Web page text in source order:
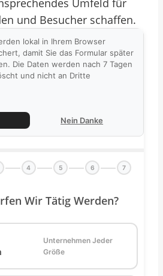
Umfeld für
und Besucher schaffen.
lokal in Ihrem Browser
damit Sie das Formular später
Die Daten werden nach 7 Tagen
und nicht an Dritte
Nein Danke
4 5 6 7
Wir Tätig Werden?
Unternehmen Jeder
Größe